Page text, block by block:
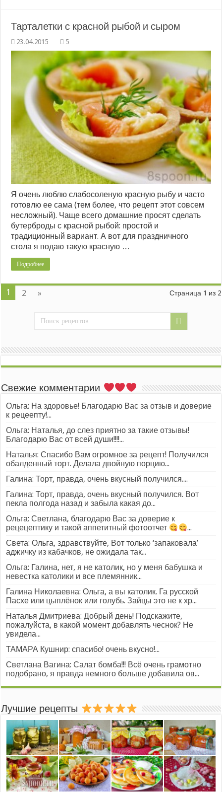
Тарталетки с красной рыбой и сыром
5
Я очень люблю слабосоленую красную рыбу и часто
готовлю ее сама (тем более, что рецепт этот совсем
несложный). Чаще всего домашние просят сделать
бутерброды с красной рыбой: простой и
традиционный вариант. А вот для праздничного
стола я подаю такую красную …
Подробнее
Страница 1 из 2
1 2 »
Свежие комментарии
Ольга: На здоровье! Благодарю Вас за отзыв и доверие
к рецеепту!...
Ольга: Наталья, до слез приятно за такие отзывы!
Благодарю Вас от всей души!!!!...
Наталья: Спасибо Вам огромное за рецепт! Получился
обалденный торт. Делала двойную порцию...
Галина: Торт, правда, очень вкусный получился....
Галина: Торт, правда, очень вкусный получился. Вот
пекла полгода назад и забыла какая до...
Ольга: Светлана, благодарю Вас за доверие к
рецецептику и такой аппетитный фотоотчет
...
Света: Ольга, здравствуйте, Вот только ‘запаковала’
аджичку из кабачков, не ожидала так...
Ольга: Галина, нет, я не католик, но у меня бабушка и
невестка католики и все племянник...
Галина Николаевна: Ольга, а вы католик. Га русской
Пасхе или цыплёнок или голубь. Зайцы это не к хр...
Наталья Дмитриева: Добрый день! Подскажите,
пожалуйста, в какой момент добавлять чеснок? Не
увидела...
ТАМАРА Кушнир: спасибо! очень вкусно!...
Светлана Вагина: Салат бомба!!! Всё очень грамотно
подобрано, я правда немного больше добавила ов...
Лучшие рецепты